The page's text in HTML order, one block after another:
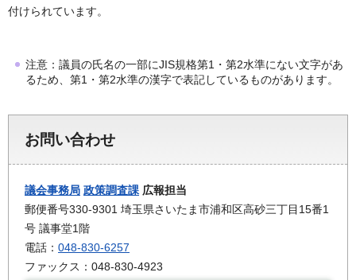
付けられています。
注意：議員の氏名の一部にJIS規格第1・第2水準にない文字があ
るため、第1・第2水準の漢字で表記しているものがあります。
お問い合わせ
議会事務局 政策調査課 広報担当
郵便番号330-9301 埼玉県さいたま市浦和区高砂三丁目15番1
号 議事堂1階
電話： 048-830-6257
ファックス：048-830-4923